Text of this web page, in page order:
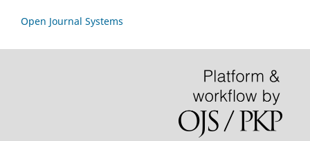
Open Journal Systems